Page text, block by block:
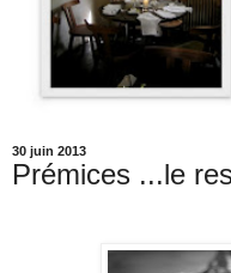
30 juin 2013
Prémices ...le